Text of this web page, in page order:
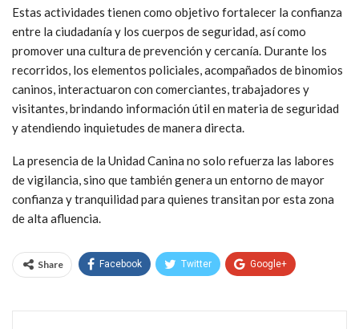
Estas actividades tienen como objetivo fortalecer la confianza
entre la ciudadanía y los cuerpos de seguridad, así como
promover una cultura de prevención y cercanía. Durante los
recorridos, los elementos policiales, acompañados de binomios
caninos, interactuaron con comerciantes, trabajadores y
visitantes, brindando información útil en materia de seguridad
y atendiendo inquietudes de manera directa.
La presencia de la Unidad Canina no solo refuerza las labores
de vigilancia, sino que también genera un entorno de mayor
confianza y tranquilidad para quienes transitan por esta zona
de alta afluencia.
Share Facebook Twitter Google+